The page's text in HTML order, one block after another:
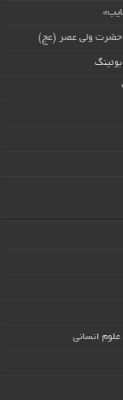
حضرت ولی عصر (عج)
انسانی